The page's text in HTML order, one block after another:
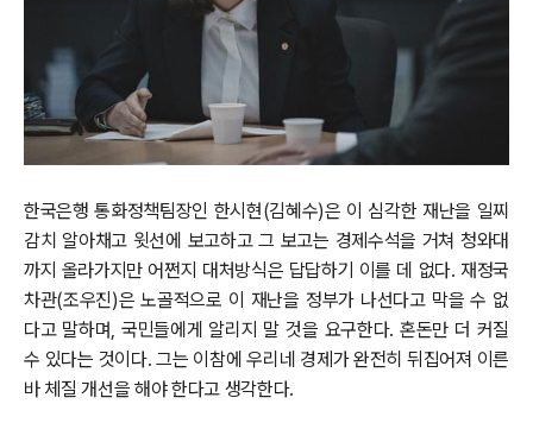
한국은행 통화정책팀장인 한시현(김혜수)은 이 심각한 재난을 일찌
감치 알아채고 윗선에 보고하고 그 보고는 경제수석을 거쳐 청와대
까지 올라가지만 어쩐지 대처방식은 답답하기 이를 데 없다. 재정국
차관(조우진)은 노골적으로 이 재난을 정부가 나선다고 막을 수 없
다고 말하며, 국민들에게 알리지 말 것을 요구한다. 혼돈만 더 커질
수 있다는 것이다. 그는 이참에 우리네 경제가 완전히 뒤집어져 이른
바 체질 개선을 해야 한다고 생각한다.